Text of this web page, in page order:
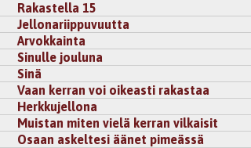
Rakastella 15
Jellonariippuvuutta
Arvokkainta
Sinulle jouluna
Sinä
Vaan kerran voi oikeasti rakastaa
Herkkujellona
Muistan miten vielä kerran vilkaisit
Osaan askeltesi äänet pimeässä